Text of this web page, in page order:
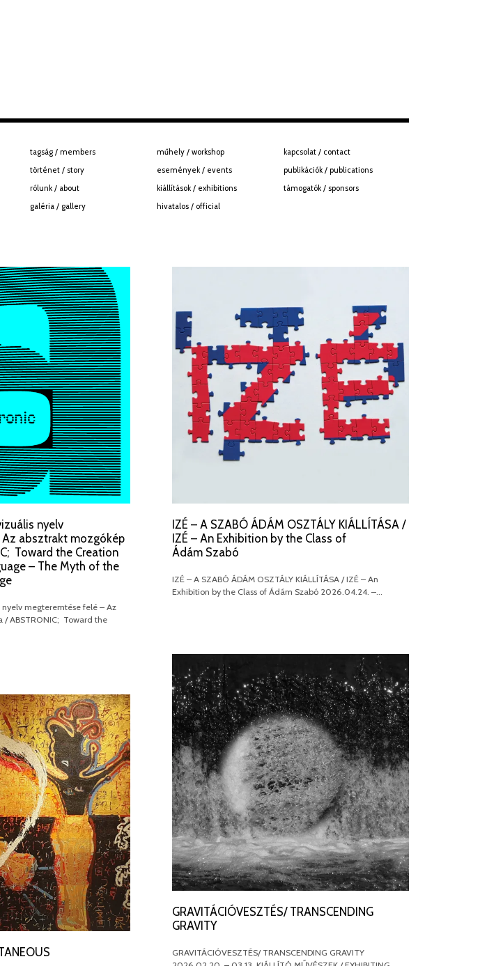
tagság / members
történet / story
rólunk / about
galéria / gallery
műhely / workshop
események / events
kiállítások / exhibitions
hivatalos / official
kapcsolat / contact
publikációk / publications
támogatók / sponsors
nyelv
absztrakt mozgókép
Toward the Creation
– The Myth of the
megteremtése felé – Az
/ ABSTRONIC; Toward the
IZÉ – A SZABÓ ÁDÁM OSZTÁLY KIÁLLÍTÁSA /
IZÉ – An Exhibition by the Class of
Ádám Szabó
IZÉ – A SZABÓ ÁDÁM OSZTÁLY KIÁLLÍTÁSA / IZÉ – An
Exhibition by the Class of Ádám Szabó 2026.04.24. –…
GRAVITÁCIÓVESZTÉS/ TRANSCENDING
GRAVITY
GRAVITÁCIÓVESZTÉS/ TRANSCENDING GRAVITY